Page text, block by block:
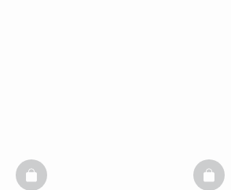
BASKETFULL